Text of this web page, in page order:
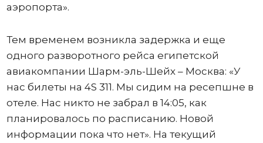
аэропорта».
Тем временем возникла задержка и еще
одного разворотного рейса египетской
авиакомпании Шарм-эль-Шейх – Москва: «У
нас билеты на 4S 311. Мы сидим на ресепшне в
отеле. Нас никто не забрал в 14:05, как
планировалось по расписанию. Новой
информации пока что нет». На текущий